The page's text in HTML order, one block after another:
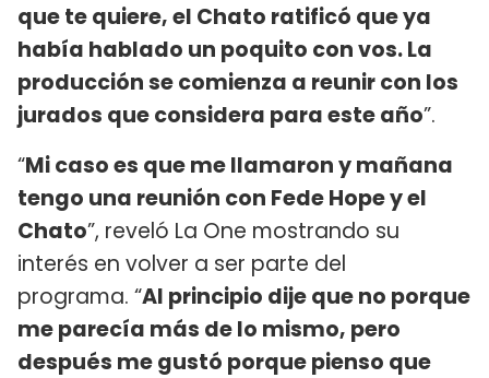
que te quiere, el Chato ratificó que ya
había hablado un poquito con vos. La
producción se comienza a reunir con los
jurados que considera para este año”.
“Mi caso es que me llamaron y mañana
tengo una reunión con Fede Hope y el
Chato”, reveló La One mostrando su
interés en volver a ser parte del
programa. “Al principio dije que no porque
me parecía más de lo mismo, pero
después me gustó porque pienso que